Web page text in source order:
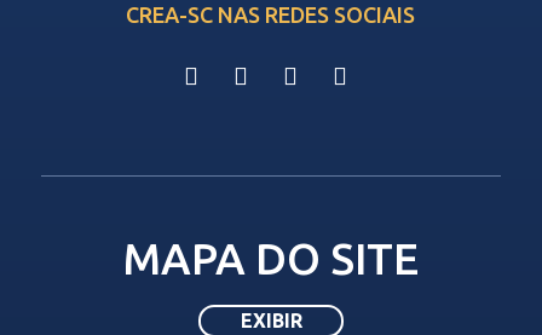
CREA-SC NAS REDES SOCIAIS
MAPA DO SITE